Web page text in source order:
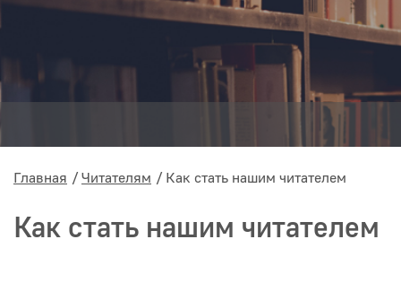
Главная Читателям Как стать нашим читателем
Как стать нашим читателем